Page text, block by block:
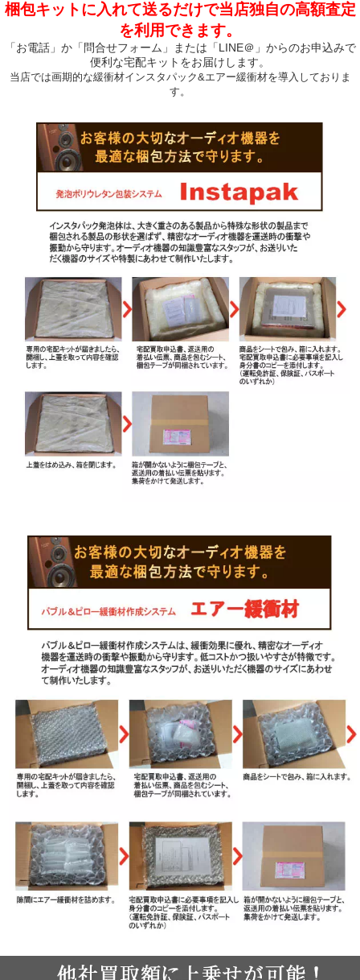
梱包キットに入れて送るだけで当店独自の高額査定
を利用できます。
「お電話」か「問合せフォーム」または「LINE＠」からのお申込みで
便利な宅配キットをお届けします。
当店では画期的な緩衝材インスタパック&エアー緩衝材を導入しておりま
す。